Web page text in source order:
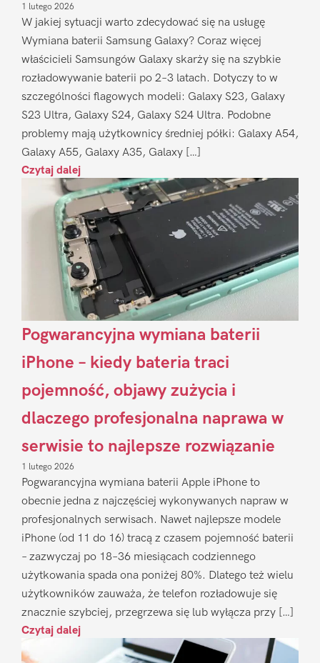
1 lutego 2026
W jakiej sytuacji warto zdecydować się na usługę
Wymiana baterii Samsung Galaxy? Coraz więcej
właścicieli Samsungów Galaxy skarży się na szybkie
rozładowywanie baterii po 2–3 latach. Dotyczy to w
szczególności flagowych modeli: Galaxy S23, Galaxy
S23 Ultra, Galaxy S24, Galaxy S24 Ultra. Podobne
problemy mają użytkownicy średniej półki: Galaxy A54,
Galaxy A55, Galaxy A35, Galaxy […]
Czytaj dalej
Pogwarancyjna wymiana baterii
iPhone – kiedy bateria traci
pojemność, objawy zużycia i
dlaczego profesjonalna naprawa w
serwisie to najlepsze rozwiązanie
1 lutego 2026
Pogwarancyjna wymiana baterii Apple iPhone to
obecnie jedna z najczęściej wykonywanych napraw w
profesjonalnych serwisach. Nawet najlepsze modele
iPhone (od 11 do 16) tracą z czasem pojemność baterii
– zazwyczaj po 18–36 miesiącach codziennego
użytkowania spada ona poniżej 80%. Dlatego też wielu
użytkowników zauważa, że telefon rozładowuje się
znacznie szybciej, przegrzewa się lub wyłącza przy […]
Czytaj dalej